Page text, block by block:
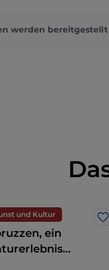
werden bereitgestellt
und Kultur
ein